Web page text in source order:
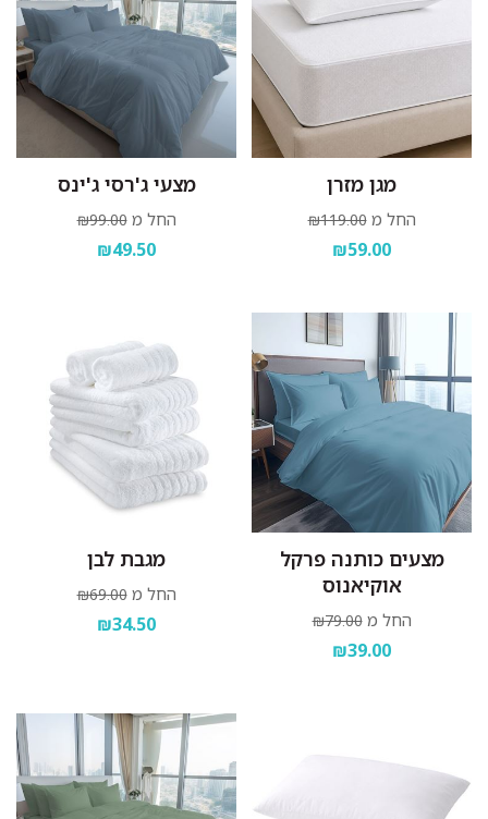
מגן מזרן
החל מ ₪119.00
₪59.00
מצעי ג'רסי ג'ינס
החל מ ₪99.00
₪49.50
מצעים כותנה פרקל
אוקיאנוס
החל מ ₪79.00
₪39.00
מגבת לבן
החל מ ₪69.00
₪34.50